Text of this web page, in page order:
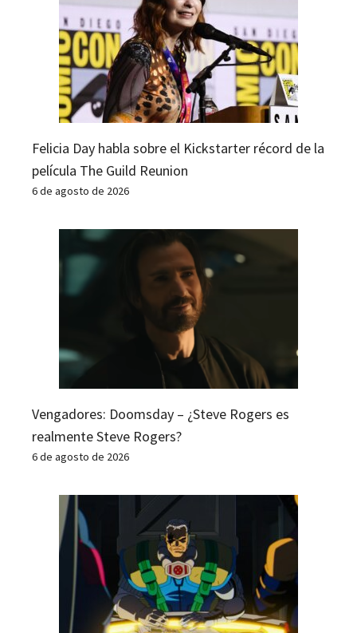
Felicia Day habla sobre el Kickstarter récord de la
película The Guild Reunion
6 de agosto de 2026
Vengadores: Doomsday – ¿Steve Rogers es
realmente Steve Rogers?
6 de agosto de 2026